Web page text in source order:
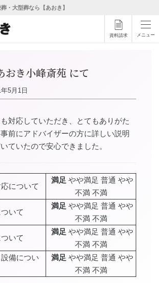
・大型葬なら【あおき】
資料請求 メニュー
おき小峰斎苑 にて
5月1日
対応していただき、とてもありがた
前にアドバイザーの方に詳しい説明
ていたので安心できました。
について
満足 やや満足 普通 やや
不満 不満
いて
満足 やや満足 普通 やや
不満 不満
いて
満足 やや満足 普通 やや
不満 不満
備につい
満足 やや満足 普通 やや
不満 不満